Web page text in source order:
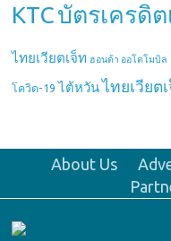
KTCบัตรเครดิ
ไทยเวียตเจ็ท ฮอนด้า ออโตโมบิล
โควิด-19 ไต้หวัน ไทยเวียต
About Us